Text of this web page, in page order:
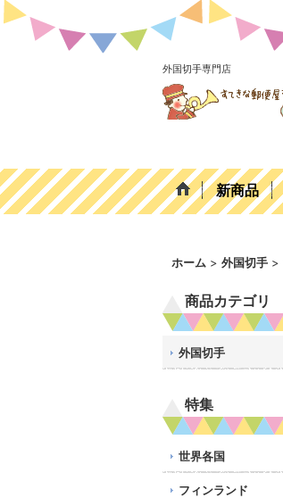
外国切手専門店
新商品
ホーム > 外国切手 >
商品カテゴリ
外国切手
特集
世界各国
フィンランド